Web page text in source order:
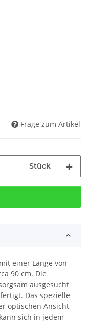
Frage zum Artikel
Stück
einer Länge von
90 cm. Die
ausgesucht
Das spezielle
optischen Ansicht
sich in jedem